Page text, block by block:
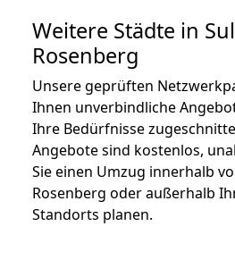
Weitere Städte in
Rosenberg
Unsere geprüften
Ihnen unverbindliche
Ihre Bedürfnisse
Angebote sind kostenlos,
Sie einen Umzug innerhalb
Rosenberg oder außerhalb
Standorts planen.